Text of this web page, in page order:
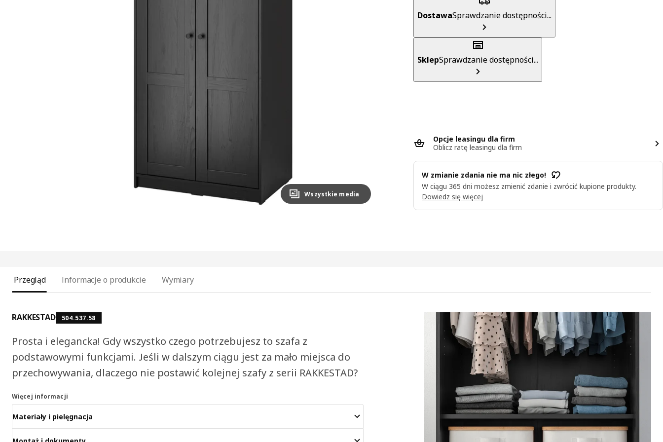
Wszystkie media
DostawaSprawdzanie dostępności...
SklepSprawdzanie dostępności...
Opcje leasingu dla firm
Oblicz ratę leasingu dla firm
W zmianie zdania nie ma nic złego!
W ciągu 365 dni możesz zmienić zdanie i zwrócić kupione produkty.
Dowiedz się więcej
Przegląd Informacje o produkcie Wymiary
RAKKESTAD 504.537.58
Prosta i elegancka! Gdy wszystko czego potrzebujesz to szafa z
podstawowymi funkcjami. Jeśli w dalszym ciągu jest za mało miejsca do
przechowywania, dlaczego nie postawić kolejnej szafy z serii RAKKESTAD?
Więcej informacji
Materiały i pielęgnacja